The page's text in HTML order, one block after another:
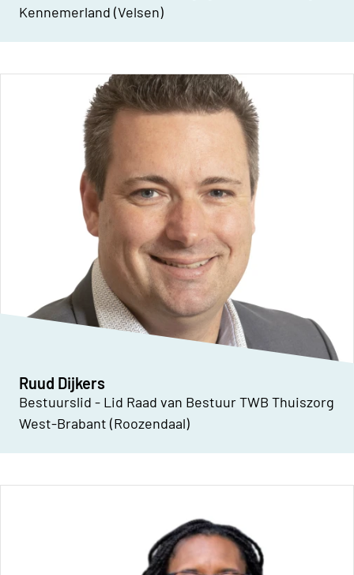
Kennemerland (Velsen)
Ruud Dijkers
Bestuurslid - Lid Raad van Bestuur TWB Thuiszorg
West-Brabant (Roozendaal)